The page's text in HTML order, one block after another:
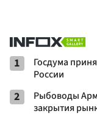
1
Госдума
России
2
Рыбоводы
закрытия